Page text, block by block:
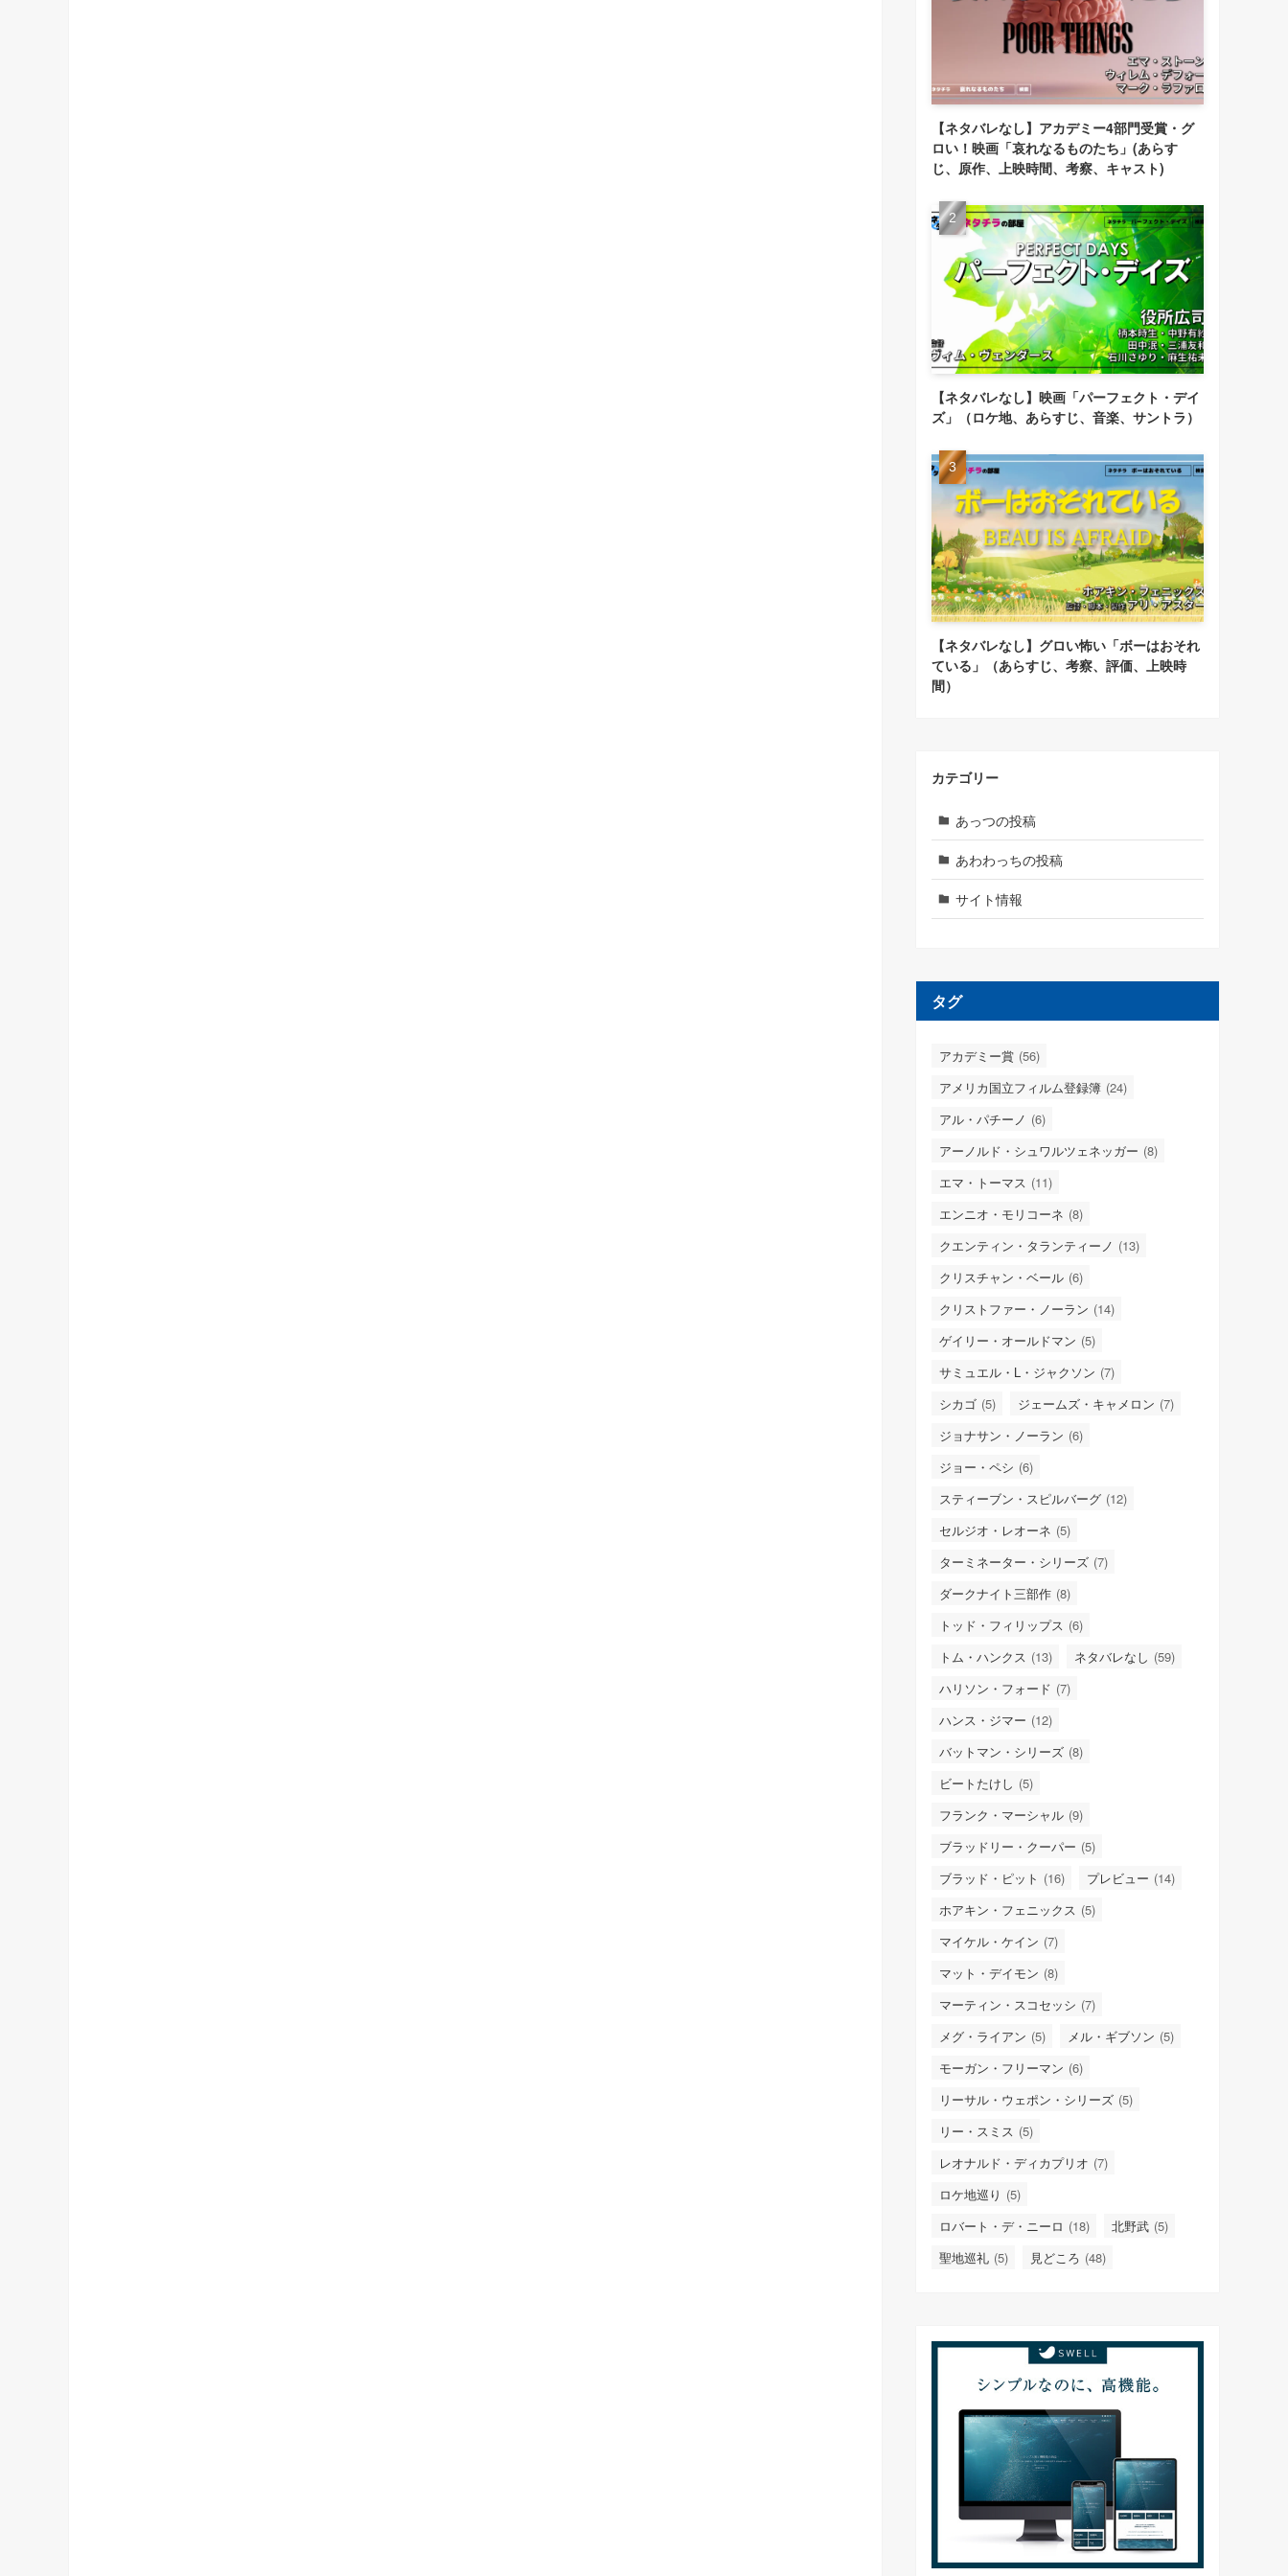
【ネタバレなし】アカデミー4部門受賞・グ
ロい！映画「哀れなるものたち」(あらす
じ、原作、上映時間、考察、キャスト)
【ネタバレなし】映画「パーフェクト・デイ
ズ」（ロケ地、あらすじ、音楽、サントラ）
【ネタバレなし】グロい怖い「ボーはおそれ
ている」（あらすじ、考察、評価、上映時
間）
カテゴリー
あっつの投稿
あわわっちの投稿
サイト情報
タグ
アカデミー賞 (56)
アメリカ国立フィルム登録簿 (24)
アル・パチーノ (6)
アーノルド・シュワルツェネッガー (8)
エマ・トーマス (11)
エンニオ・モリコーネ (8)
クエンティン・タランティーノ (13)
クリスチャン・ベール (6)
クリストファー・ノーラン (14)
ゲイリー・オールドマン (5)
サミュエル・L・ジャクソン (7)
シカゴ (5) ジェームズ・キャメロン (7)
ジョナサン・ノーラン (6)
ジョー・ペシ (6)
スティーブン・スピルバーグ (12)
セルジオ・レオーネ (5)
ターミネーター・シリーズ (7)
ダークナイト三部作 (8)
トッド・フィリップス (6)
トム・ハンクス (13) ネタバレなし (59)
ハリソン・フォード (7)
ハンス・ジマー (12)
バットマン・シリーズ (8)
ビートたけし (5)
フランク・マーシャル (9)
ブラッドリー・クーパー (5)
ブラッド・ピット (16) プレビュー (14)
ホアキン・フェニックス (5)
マイケル・ケイン (7)
マット・デイモン (8)
マーティン・スコセッシ (7)
メグ・ライアン (5) メル・ギブソン (5)
モーガン・フリーマン (6)
リーサル・ウェポン・シリーズ (5)
リー・スミス (5)
レオナルド・ディカプリオ (7)
ロケ地巡り (5)
ロバート・デ・ニーロ (18) 北野武 (5)
聖地巡礼 (5) 見どころ (48)